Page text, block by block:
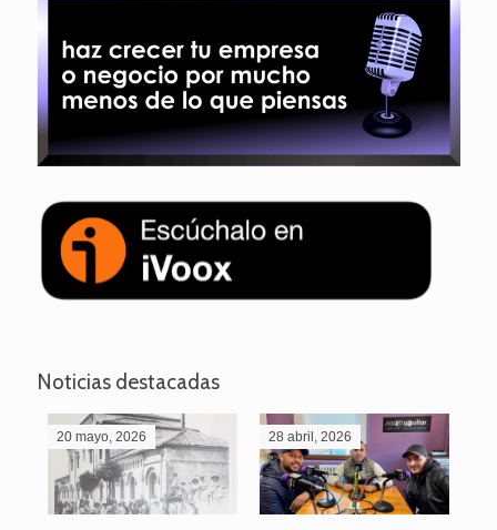
Noticias destacadas
20 mayo, 2026 28 abril, 2026